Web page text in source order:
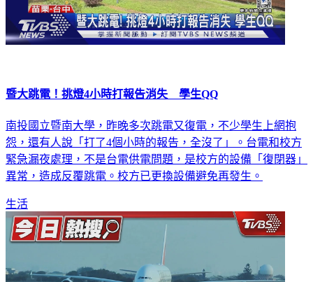
暨大跳電！挑燈4小時打報告消失 學生QQ
南投國立暨南大學，昨晚多次跳電又復電，不少學生上網抱
怨，還有人說「打了4個小時的報告，全沒了」。台電和校方
緊急漏夜處理，不是台電供電問題，是校方的設備「復閉器」
異常，造成反覆跳電。校方已更換設備避免再發生。
生活